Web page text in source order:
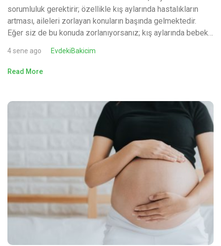
sorumluluk gerektirir; özellikle kış aylarında hastalıkların
artması, aileleri zorlayan konuların başında gelmektedir.
Eğer siz de bu konuda zorlanıyorsanız; kış aylarında bebek…
4 sene ago EvdekiBakicim
Read More